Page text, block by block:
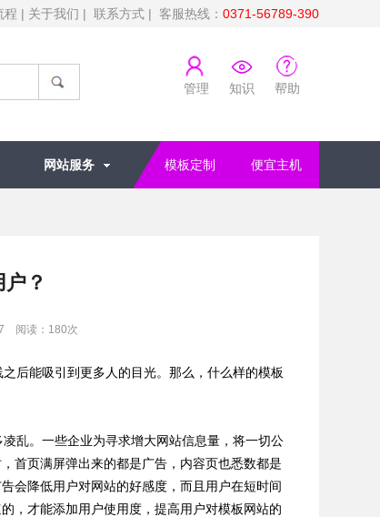
程 | 关于我们 | 联系方式 | 客服热线： 0371-56789-390
管理 知识 帮助
网站服务 模板定制 便宜主机
？
阅读： 180次
后能吸引到更多人的目光。那么，什么样的模板
乱。一些企业为寻求增大网站信息量，将一切公
首页满屏弹出来的都是广告，内容页也悉数都是
会降低用户对网站的好感度，而且用户在短时间
，才能添加用户使用度，提高用户对模板网站的